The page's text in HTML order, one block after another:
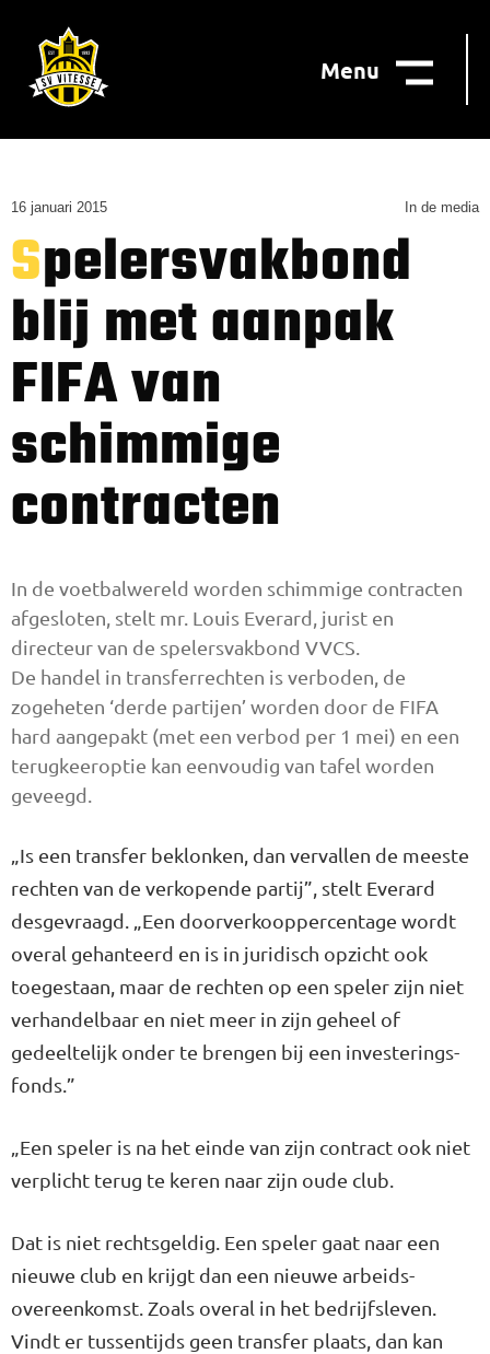
Menu
16 januari 2015 In de media
Spelersvakbond
blij met aanpak
FIFA van
schimmige
contracten
In de voetbalwereld worden schimmige contracten
af­gesloten, stelt mr. Louis Everard, jurist en
directeur van de spelers­vakbond VVCS.
De handel in transferrechten is verboden, de
zogeheten ‘derde partijen’ wor­den door de FIFA
hard aangepakt (met een verbod per 1 mei) en een
terugkeeroptie kan eenvou­dig van tafel worden
geveegd.
„Is een transfer beklonken, dan vervallen de meeste
rechten van de verkopende partij”, stelt Ever­ard
desgevraagd. „Een doorver­kooppercentage wordt
overal ge­hanteerd en is in juridisch op­zicht ook
toegestaan, maar de rechten op een speler zijn niet
ver­handelbaar en niet meer in zijn geheel of
gedeeltelijk onder te brengen bij een investerings­
fonds.”
„Een speler is na het einde van zijn contract ook niet
verplicht te­rug te keren naar zijn oude club.
Dat is niet rechtsgeldig. Een spe­ler gaat naar een
nieuwe club en krijgt dan een nieuwe arbeids­
overeenkomst. Zoals overal in het bedrijfsleven.
Vindt er tussentijds geen transfer plaats, dan kan